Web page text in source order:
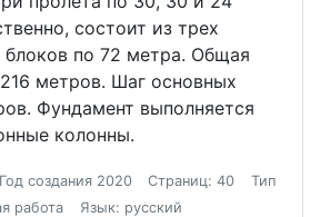
состоит из трех
блоков по 72 метра. Общая
метров. Шаг основных
Фундамент выполняется
колонны.
Год создания 2020 Страниц: 40
Тип
работа
Язык: русский